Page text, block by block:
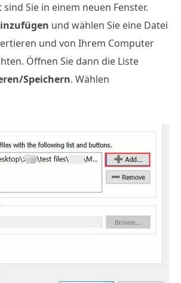
sind Sie in einem neuen Fenster.
und wählen Sie eine Datei
und von Ihrem Computer
Öffnen Sie dann die Liste
Speichern. Wählen